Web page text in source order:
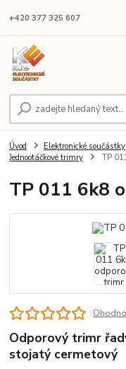
+420 377 325 607
Úvod Elektronické součástky
Jednootáčkové trimry
TP
TP 011 6k8
Odporový trimr
stojatý cermetový